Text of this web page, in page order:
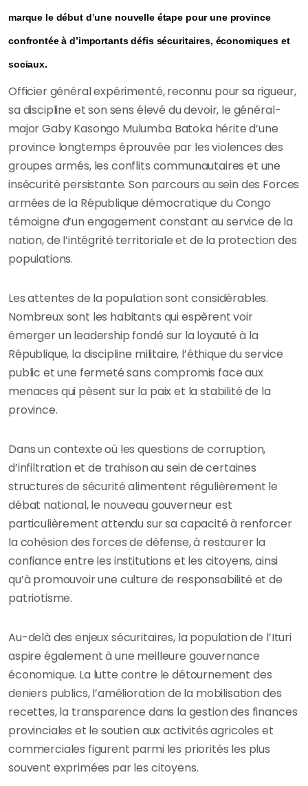
marque le début d’une nouvelle étape pour une province
confrontée à d’importants défis sécuritaires, économiques et
sociaux.
Officier général expérimenté, reconnu pour sa rigueur,
sa discipline et son sens élevé du devoir, le général-
major Gaby Kasongo Mulumba Batoka hérite d’une
province longtemps éprouvée par les violences des
groupes armés, les conflits communautaires et une
insécurité persistante. Son parcours au sein des Forces
armées de la République démocratique du Congo
témoigne d’un engagement constant au service de la
nation, de l’intégrité territoriale et de la protection des
populations.
Les attentes de la population sont considérables.
Nombreux sont les habitants qui espèrent voir
émerger un leadership fondé sur la loyauté à la
République, la discipline militaire, l’éthique du service
public et une fermeté sans compromis face aux
menaces qui pèsent sur la paix et la stabilité de la
province.
Dans un contexte où les questions de corruption,
d’infiltration et de trahison au sein de certaines
structures de sécurité alimentent régulièrement le
débat national, le nouveau gouverneur est
particulièrement attendu sur sa capacité à renforcer
la cohésion des forces de défense, à restaurer la
confiance entre les institutions et les citoyens, ainsi
qu’à promouvoir une culture de responsabilité et de
patriotisme.
Au-delà des enjeux sécuritaires, la population de l’Ituri
aspire également à une meilleure gouvernance
économique. La lutte contre le détournement des
deniers publics, l’amélioration de la mobilisation des
recettes, la transparence dans la gestion des finances
provinciales et le soutien aux activités agricoles et
commerciales figurent parmi les priorités les plus
souvent exprimées par les citoyens.